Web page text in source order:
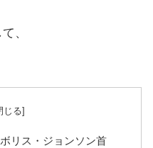
、
リス・ジョンソン首